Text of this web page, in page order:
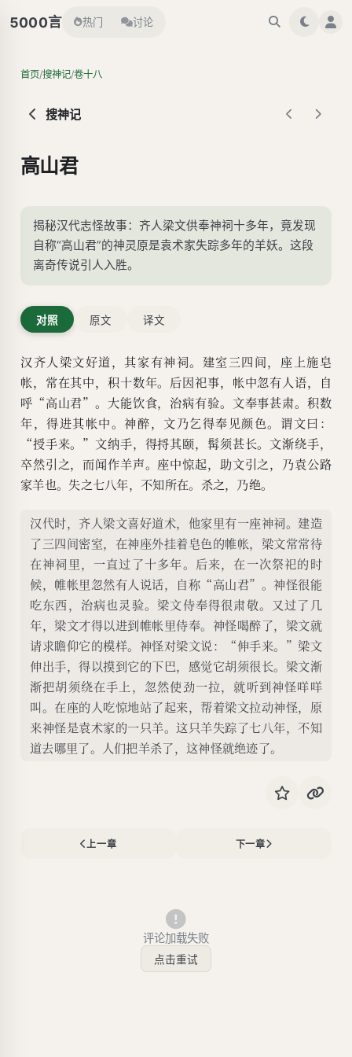
5000言 热门 讨论
首页/搜神记/卷十八
搜神记
高山君
揭秘汉代志怪故事：齐人梁文供奉神祠十多年，竟发现
自称“高山君”的神灵原是袁术家失踪多年的羊妖。这段
离奇传说引人入胜。
对照 原文 译文
汉齐人梁文好道，其家有神祠。建室三四间，座上施皂
帐，常在其中，积十数年。后因祀事，帐中忽有人语，自
呼“高山君”。大能饮食，治病有验。文奉事甚肃。积数
年，得进其帐中。神醉，文乃乞得奉见颜色。谓文曰：
“授手来。”文纳手，得捋其颐，髯须甚长。文渐绕手，
卒然引之，而闻作羊声。座中惊起，助文引之，乃袁公路
家羊也。失之七八年，不知所在。杀之，乃绝。
汉代时，齐人梁文喜好道术，他家里有一座神祠。建造
了三四间密室，在神座外挂着皂色的帷帐，梁文常常待
在神祠里，一直过了十多年。后来，在一次祭祀的时
候，帷帐里忽然有人说话，自称“高山君”。神怪很能
吃东西，治病也灵验。梁文侍奉得很肃敬。又过了几
年，梁文才得以进到帷帐里侍奉。神怪喝醉了，梁文就
请求瞻仰它的模样。神怪对梁文说：“伸手来。”梁文
伸出手，得以摸到它的下巴，感觉它胡须很长。梁文渐
渐把胡须绕在手上，忽然使劲一拉，就听到神怪咩咩
叫。在座的人吃惊地站了起来，帮着梁文拉动神怪，原
来神怪是袁术家的一只羊。这只羊失踪了七八年，不知
道去哪里了。人们把羊杀了，这神怪就绝迹了。
上一章 下一章
评论加载失败
点击重试